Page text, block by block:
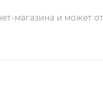
магазина и может